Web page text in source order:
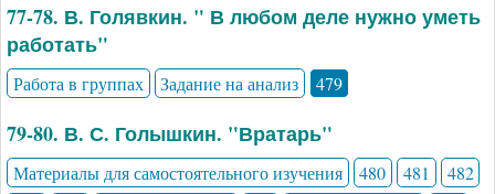
77-78. В. Голявкин. " В любом деле нужно уметь
работать"
Работа в группах Задание на анализ 479
79-80. В. С. Голышкин. "Вратарь"
Материалы для самостоятельного изучения 480 481
482